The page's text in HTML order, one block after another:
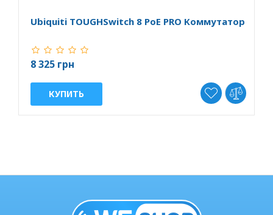
Ubiquiti TOUGHSwitch 8 PoE PRO Коммутатор
8 325 грн
КУПИТЬ